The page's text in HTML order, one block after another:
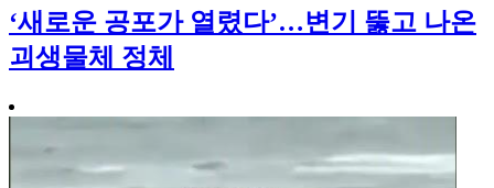
‘새로운 공포가 열렸다’…변기 뚫고 나온
괴생물체 정체